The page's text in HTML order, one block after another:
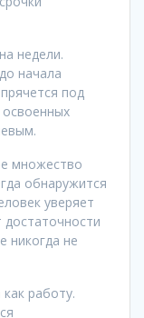
недели.
начала
под
освоенных
множество
обнаружится
уверяет
никогда не
работу.